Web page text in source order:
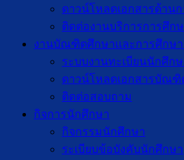
ดาวน์โหลดเอกสารด้าน
ติดต่องานบริการการศึก
งานบัณฑิตศึกษาเเละการศึกษา
ระบบงานทะเบียนนักศึก
ดาวน์โหลดเอกสารบัณฑิ
ติดต่อสอบถาม
กิจการนักศึกษา
กิจกรรมนักศึกษา
ระเบียบข้อบังคับนักศึกษา